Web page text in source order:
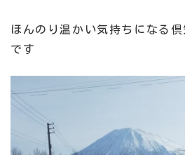
ほんのり温かい気持ちになる倶
です